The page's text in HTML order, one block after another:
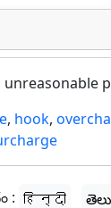
unreasonable
, hook,
: हिन्दी